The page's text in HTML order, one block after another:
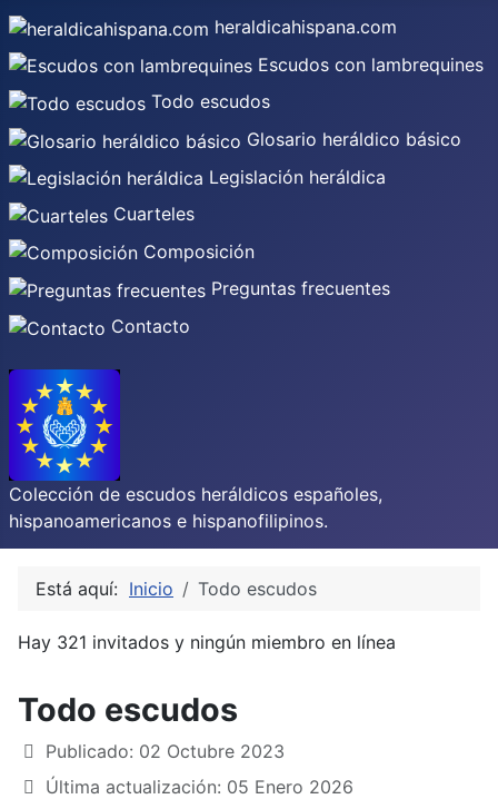
heraldicahispana.com
Escudos con lambrequines
Todo escudos
Glosario heráldico básico
Legislación heráldica
Cuarteles
Composición
Preguntas frecuentes
Contacto
Colección de escudos heráldicos españoles,
hispanoamericanos e hispanofilipinos.
Está aquí: Inicio Todo escudos
Hay 321 invitados y ningún miembro en línea
Todo escudos
Publicado: 02 Octubre 2023
Última actualización: 05 Enero 2026